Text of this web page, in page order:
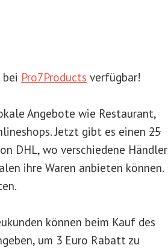
Pro7Products verfügbar!
Angebote wie Restaurant,
Jetzt gibt es einen 25
DHL, wo verschiedene Händler
ihre Waren anbieten können.
können beim Kauf des
um 3 Euro Rabatt zu